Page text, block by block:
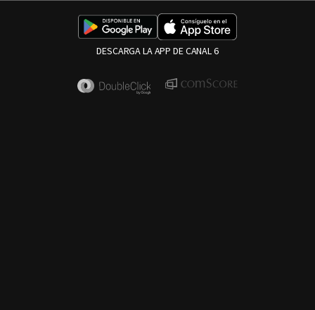
DESCARGA LA APP DE CANAL 6